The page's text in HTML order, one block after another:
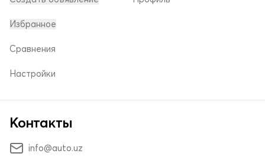
Избранное
Сравнения
Настройки
Контакты
info@auto.uz